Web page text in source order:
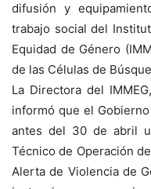
difusión y
trabajo social del
Equidad de Género
de las Células de
La Directora del
informó que el
antes del 30 de abril
Técnico de Operación
Alerta de Violencia de